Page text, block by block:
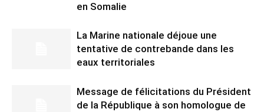
en Somalie
La Marine nationale déjoue une
tentative de contrebande dans les
eaux territoriales
Message de félicitations du Président
de la République à son homologue de